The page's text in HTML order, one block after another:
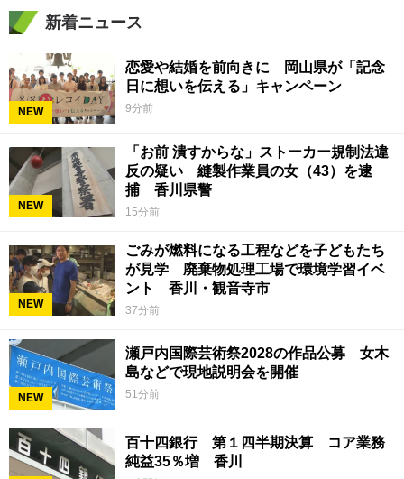
新着ニュース
NEW
恋愛や結婚を前向きに 岡山県が「記念
日に想いを伝える」キャンペーン
9分前
NEW
「お前 潰すからな」ストーカー規制法違
反の疑い 縫製作業員の女（43）を逮
捕 香川県警
15分前
NEW
ごみが燃料になる工程などを子どもたち
が見学 廃棄物処理工場で環境学習イベ
ント 香川・観音寺市
37分前
NEW
瀬戸内国際芸術祭2028の作品公募 女木
島などで現地説明会を開催
51分前
百十四銀行 第１四半期決算 コア業務
純益35％増 香川